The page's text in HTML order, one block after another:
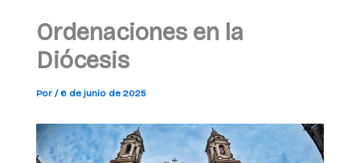
Ordenaciones en la
Diócesis
Por / 6 de junio de 2025